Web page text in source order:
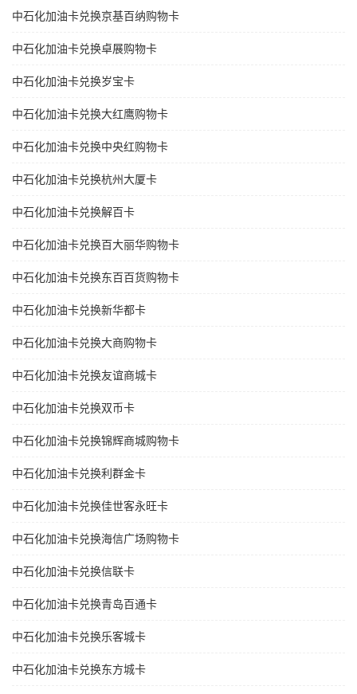
中石化加油卡兑换京基百纳购物卡
中石化加油卡兑换卓展购物卡
中石化加油卡兑换岁宝卡
中石化加油卡兑换大红鹰购物卡
中石化加油卡兑换中央红购物卡
中石化加油卡兑换杭州大厦卡
中石化加油卡兑换解百卡
中石化加油卡兑换百大丽华购物卡
中石化加油卡兑换东百百货购物卡
中石化加油卡兑换新华都卡
中石化加油卡兑换大商购物卡
中石化加油卡兑换友谊商城卡
中石化加油卡兑换双币卡
中石化加油卡兑换锦辉商城购物卡
中石化加油卡兑换利群金卡
中石化加油卡兑换佳世客永旺卡
中石化加油卡兑换海信广场购物卡
中石化加油卡兑换信联卡
中石化加油卡兑换青岛百通卡
中石化加油卡兑换乐客城卡
中石化加油卡兑换东方城卡